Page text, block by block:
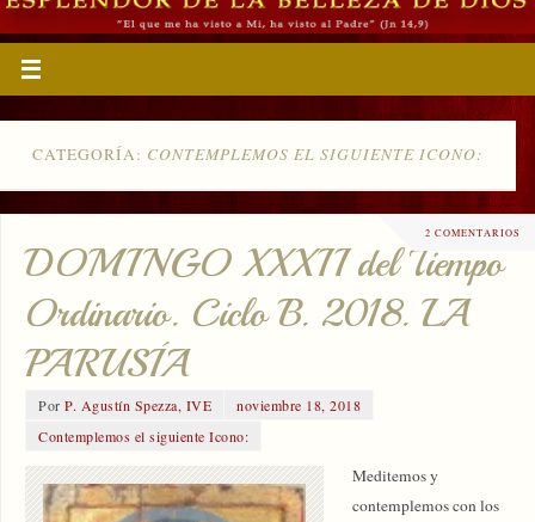
CATEGORÍA: CONTEMPLEMOS EL SIGUIENTE ICONO:
2 COMENTARIOS
DOMINGO XXXII del Tiempo
Ordinario. Ciclo B. 2018. LA
PARUSÍA
PorP. Agustín Spezza, IVE
noviembre 18, 2018
Contemplemos el siguiente Icono:
Meditemos y
contemplemos con los